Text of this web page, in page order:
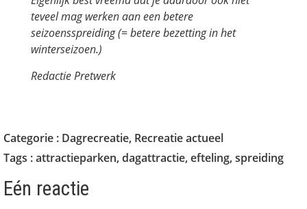
teveel mag werken aan een betere
seizoensspreiding (= betere bezetting in het
winterseizoen.)
Redactie Pretwerk
Categorie : Dagrecreatie, Recreatie actueel
Tags :attractieparken, dagattractie, efteling, spreiding
Eén reactie